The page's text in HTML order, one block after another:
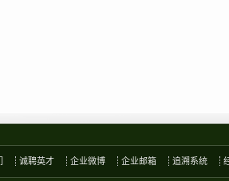
诚聘英才 企业微博 企业邮箱 追溯系统